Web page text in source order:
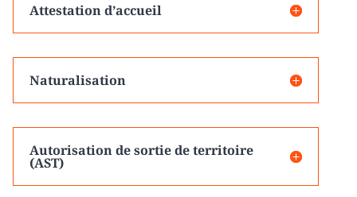
Attestation d’accueil
Naturalisation
Autorisation de sortie de territoire
(AST)